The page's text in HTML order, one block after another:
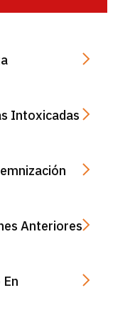
Intoxicadas
Anteriores